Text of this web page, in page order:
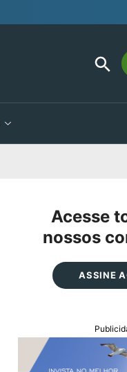
for:
SEARCH
BUTTON
Acesse
nossos
ASSINE